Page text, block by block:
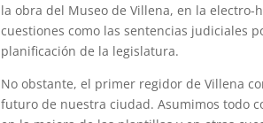
la obra del Museo de Villena, en la
cuestiones como las sentencias judiciales
planificación de la legislatura.
No obstante, el primer regidor de Villena
futuro de nuestra ciudad. Asumimos todo